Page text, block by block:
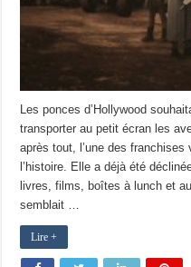
Les ponces d’Hollywood
transporter au petit écran les
après tout, l’une des
l’histoire. Elle a déjà été
livres, films, boîtes à lunch et
semblait …
Lire +